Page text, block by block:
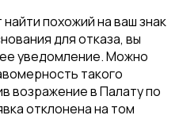
похожий на ваш знак
для отказа, вы
уведомление. Можно
такого
возражение в Палату по
отклонена на том